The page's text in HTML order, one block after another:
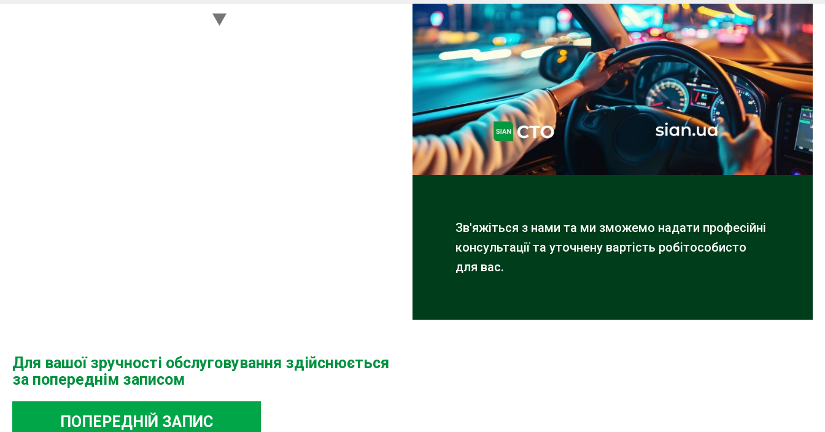
Зв'яжіться з нами та ми зможемо надати професійні
консультації та уточнену вартість робітособисто
для вас.
Для вашої зручності обслуговування здійснюється
за попереднім записом
ПОПЕРЕДНІЙ ЗАПИС